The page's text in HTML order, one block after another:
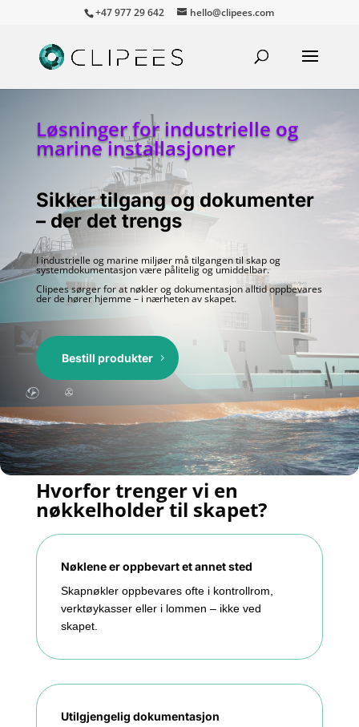
+47 977 29 642 hello@clipees.com
Løsninger for industrielle og
marine installasjoner
Sikker tilgang og dokumenter
– der det trengs
I industrielle og marine miljøer må tilgangen til skap og
systemdokumentasjon være pålitelig og umiddelbar.
Clipees sørger for at nøkler og dokumentasjon alltid oppbevares
der de hører hjemme – i nærheten av skapet.
Bestill produkter
Hvorfor trenger vi en
nøkkelholder til skapet?
Nøklene er oppbevart et annet sted
Skapnøkler oppbevares ofte i kontrollrom,
verktøykasser eller i lommen – ikke ved
skapet.
Utilgjengelig dokumentasjon